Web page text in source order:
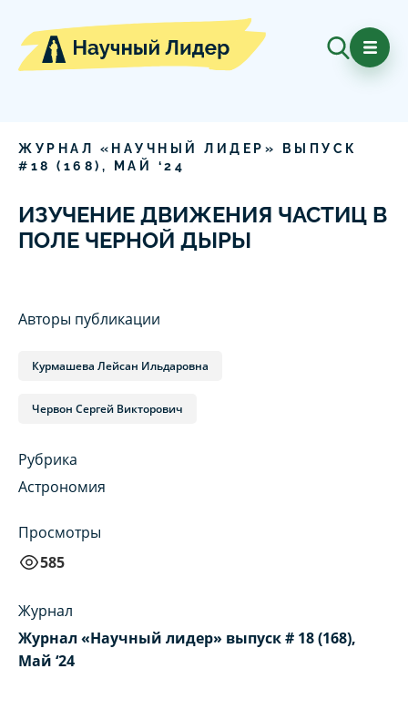
ЖУРНАЛ «НАУЧНЫЙ ЛИДЕР» ВЫПУСК
# 18 ( 168), МАЙ ‘24
ИЗУЧЕНИЕ ДВИЖЕНИЯ ЧАСТИЦ В
ПОЛЕ ЧЕРНОЙ ДЫРЫ
Авторы публикации
Курмашева Лейсан Ильдаровна
Червон Сергей Викторович
Рубрика
Астрономия
Просмотры
585
Журнал
Журнал «Научный лидер» выпуск # 18 (168),
Май ‘24